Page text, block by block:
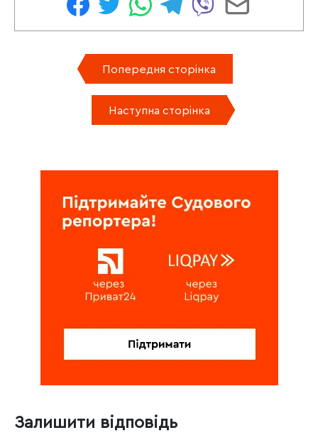
Попередня сторінка
Наступна сторінка
Залишити відповідь